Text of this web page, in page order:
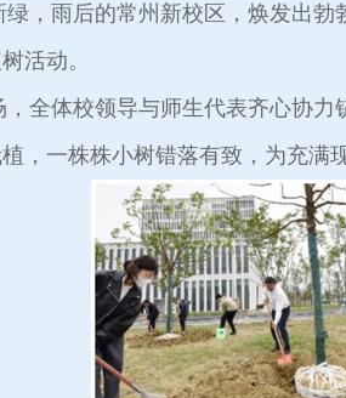
雨后的常州新校区，焕发出勃
活动。
体校领导与师生代表齐心协力
，一株株小树错落有致，为充满